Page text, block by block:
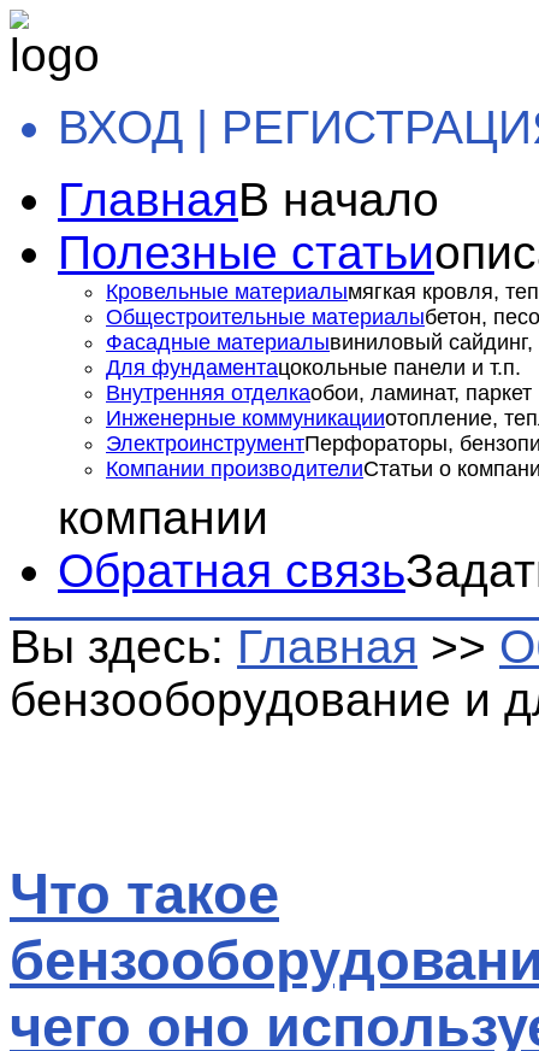
ВХОД |
ГлавнаяВ начало
Полезные статьи
Кровельные материалымягкая кровля,
Общестроительные материалыбетон,
Фасадные материалывиниловый сайдинг,
Для фундаментацокольные панели и т.п.
Внутренняя отделкаобои, ламинат, паркет
Инженерные коммуникацииотопление,
ЭлектроинструментПерфораторы,
Компании производителиСтатьи о
компании
Обратная связь
Вы здесь: Главная >>
бензооборудование и
Что такое
чего оно